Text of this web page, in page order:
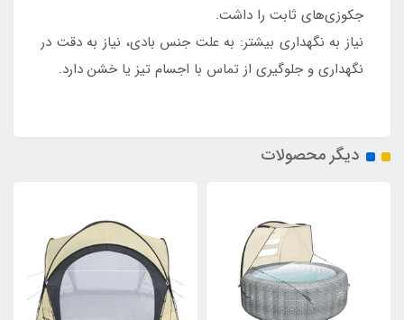
جکوزی‌های ثابت را داشت.
نیاز به نگهداری بیشتر: به علت جنس بادی، نیاز به دقت در
نگهداری و جلوگیری از تماس با اجسام تیز یا خشن دارد.
دیگر محصولات